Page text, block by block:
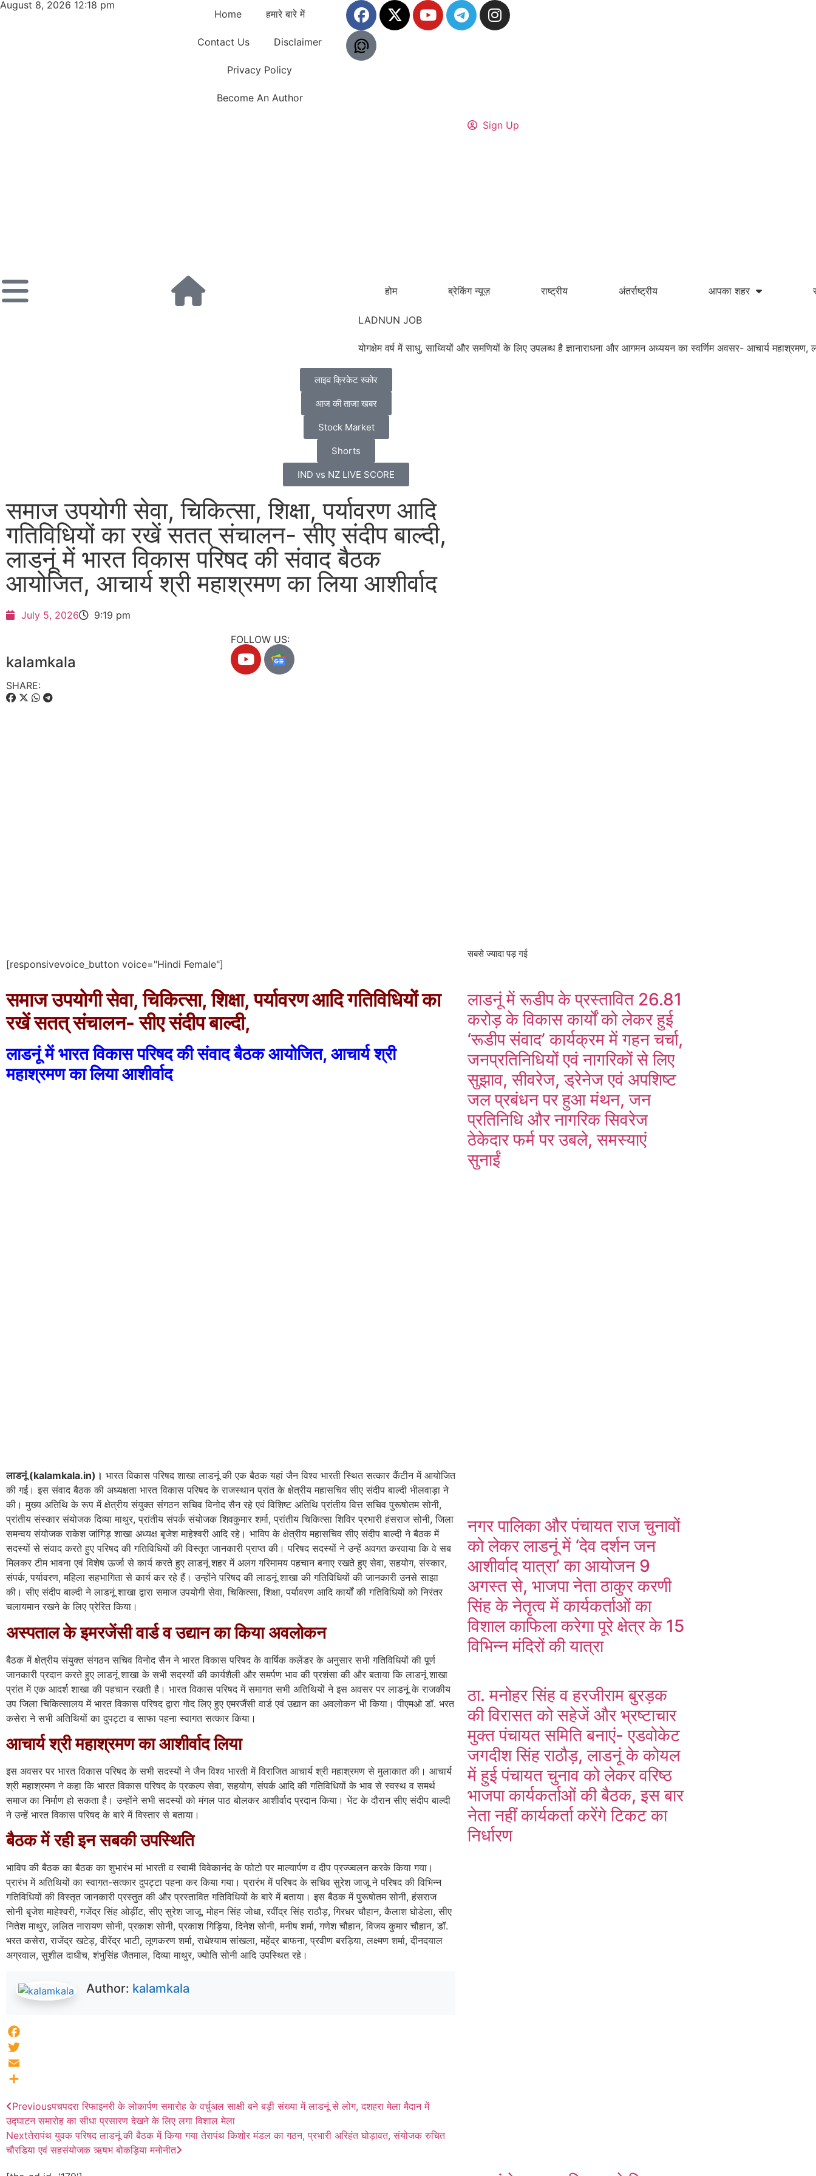
August 8, 2026 12:18 pm
Home हमारे बारे में
Contact Us Disclaimer
Privacy Policy
Become An Author
Sign Up
होम ब्रेकिंग न्यूज़ राष्ट्रीय अंतर्राष्ट्रीय आपका शहर
LADNUN JOB
योगक्षेम वर्ष में साधु, साध्वियों और समणियों के लिए उपलब्ध है ज्ञानाराधना और आगमन अध्ययन का स्वर्णिम अवसर- आचार्य
लाइव क्रिकेट स्कोर
आज की ताजा खबर
Stock Market
Shorts
IND vs NZ LIVE SCORE
समाज उपयोगी सेवा, चिकित्सा, शिक्षा, पर्यावरण आदि
गतिविधियों का रखें सतत् संचालन- सीए संदीप बाल्दी,
लाडनूं में भारत विकास परिषद की संवाद बैठक
आयोजित, आचार्य श्री महाश्रमण का लिया आशीर्वाद
July 5, 2026 9:19 pm
kalamkala
FOLLOW US:
SHARE:
[responsivevoice_button voice="Hindi Female"]
समाज उपयोगी सेवा, चिकित्सा, शिक्षा, पर्यावरण आदि गतिविधियों का
रखें सतत् संचालन- सीए संदीप बाल्दी,
लाडनूं में भारत विकास परिषद की संवाद बैठक आयोजित, आचार्य श्री
महाश्रमण का लिया आशीर्वाद
लाडनूं (kalamkala.in)। भारत विकास परिषद शाखा लाडनूं की एक बैठक यहां जैन विश्व भारती स्थित सत्कार कैंटीन में आयोजित
की गई। इस संवाद बैठक की अध्यक्षता भारत विकास परिषद के राजस्थान प्रांत के क्षेत्रीय महासचिव सीए संदीप बाल्दी भीलवाड़ा ने
की। मुख्य अतिथि के रूप में क्षेत्रीय संयुक्त संगठन सचिव विनोद सैन रहे एवं विशिष्ट अतिथि प्रांतीय वित्त सचिव पुरूषोतम सोनी,
प्रांतीय संस्कार संयोजक दिव्या माथुर, प्रांतीय संपर्क संयोजक शिवकुमार शर्मा, प्रांतीय चिकित्सा शिविर प्रभारी हंसराज सोनी, जिला
समन्वय संयोजक राकेश जांगिड़ शाखा अध्यक्ष बृजेश माहेश्वरी आदि रहे। भाविप के क्षेत्रीय महासचिव सीए संदीप बाल्दी ने बैठक में
सदस्यों से संवाद करते हुए परिषद की गतिविधियों की विस्तृत जानकारी प्राप्त की। परिषद सदस्यों ने उन्हें अवगत करवाया कि वे सब
मिलकर टीम भावना एवं विशेष ऊर्जा से कार्य करते हुए लाडनूं शहर में अलग गरिमामय पहचान बनाए रखते हुए सेवा, सहयोग, संस्कार,
संपर्क, पर्यावरण, महिला सहभागिता से कार्य कर रहे हैं। उन्होंने परिषद की लाडनूं शाखा की गतिविधियों की जानकारी उनसे साझा
की। सीए संदीप बाल्दी ने लाडनूं शाखा द्वारा समाज उपयोगी सेवा, चिकित्सा, शिक्षा, पर्यावरण आदि कार्यों की गतिविधियों को निरंतर
चलायमान रखने के लिए प्रेरित किया।
अस्पताल के इमरजेंसी वार्ड व उद्यान का किया अवलोकन
बैठक में क्षेत्रीय संयुक्त संगठन सचिव विनोद सैन ने भारत विकास परिषद के वार्षिक कलेंडर के अनुसार सभी गतिविधियों की पूर्ण
जानकारी प्रदान करते हुए लाडनूं शाखा के सभी सदस्यों की कार्यशैली और समर्पण भाव की प्रशंसा की और बताया कि लाडनूं शाखा
प्रांत में एक आदर्श शाखा की पहचान रखती है। भारत विकास परिषद में समागत सभी अतिथियों ने इस अवसर पर लाडनूं के राजकीय
उप जिला चिकित्सालय में भारत विकास परिषद द्वारा गोद लिए हुए एमरजैंसी वार्ड एवं उद्यान का अवलोकन भी किया। पीएमओ डॉ. भरत
कसेरा ने सभी अतिथियों का दुपट्टा व साफा पहना स्वागत सत्कार किया।
आचार्य श्री महाश्रमण का आशीर्वाद लिया
इस अवसर पर भारत विकास परिषद के सभी सदस्यों ने जैन विश्व भारती में विराजित आचार्य श्री महाश्रमण से मुलाकात की। आचार्य
श्री महाश्रमण ने कहा कि भारत विकास परिषद के प्रकल्प सेवा, सहयोग, संपर्क आदि की गतिविधियों के भाव से स्वस्थ व समर्थ
समाज का निर्माण हो सकता है। उन्होंने सभी सदस्यों को मंगल पाठ बोलकर आशीर्वाद प्रदान किया। भेंट के दौरान सीए संदीप बाल्दी
ने उन्हें भारत विकास परिषद के बारे में विस्तार से बताया।
बैठक में रही इन सबकी उपस्थिति
भाविप की बैठक का बैठक का शुभारंभ मां भारती व स्वामी विवेकानंद के फोटो पर माल्यार्पण व दीप प्रज्ज्वलन करके किया गया।
प्रारंभ में अतिथियों का स्वागत-सत्कार दुपट्टा पहना कर किया गया। प्रारंभ में परिषद के सचिव सुरेश जाजू ने परिषद की विभिन्न
गतिविधियों की विस्तृत जानकारी प्रस्तुत की और प्रस्तावित गतिविधियों के बारे में बताया। इस बैठक में पुरूषोतम सोनी, हंसराज
सोनी बृजेश माहेश्वरी, गजेंद्र सिंह ओड़ींट, सीए सुरेश जाजू, मोहन सिंह जोधा, रवींद्र सिंह राठौड़, गिरधर चौहान, कैलाश घोडेला, सीए
नितेश माथुर, ललित नारायण सोनी, प्रकाश सोनी, प्रकाश गिड़िया, दिनेश सोनी, मनीष शर्मा, गणेश चौहान, विजय कुमार चौहान, डॉ.
भरत कसेरा, राजेंद्र खटेड़, वीरेंद्र भाटी, लूणकरण शर्मा, राधेश्याम सांखला, महेंद्र बाफना, प्रवीण बरड़िया, लक्ष्मण शर्मा, दीनदयाल
अग्रवाल, सुशील दाधीच, शंभुसिंह जैतमाल, दिव्या माथुर, ज्योति सोनी आदि उपस्थित रहे।
Author: kalamkala
Facebook
Twitter
Email
Previousपचपदरा रिफाइनरी के लोकार्पण समारोह के वर्चुअल साक्षी बने बड़ी संख्या में लाडनूं से लोग, दशहरा मेला मैदान में
उद्घाटन समारोह का सीधा प्रसारण देखने के लिए लगा विशाल मेला
Nextतेरापंथ युवक परिषद लाडनूं की बैठक में किया गया तेरापंथ किशोर मंडल का गठन, प्रभारी अरिहंत घोड़ावत, संयोजक रुचित
चौरडिया एवं सहसंयोजक ऋषभ बोकड़िया मनोनीत
सबसे ज्यादा पड़ गई
लाडनूं में रूडीप के प्रस्तावित 26.81
करोड़ के विकास कार्यों को लेकर हुई
‘रूडीप संवाद’ कार्यक्रम में गहन चर्चा,
जनप्रतिनिधियों एवं नागरिकों से लिए
सुझाव, सीवरेज, ड्रेनेज एवं अपशिष्ट
जल प्रबंधन पर हुआ मंथन, जन
प्रतिनिधि और नागरिक सिवरेज
ठेकेदार फर्म पर उबले, समस्याएं
सुनाईं
नगर पालिका और पंचायत राज चुनावों
को लेकर लाडनूं में ‘देव दर्शन जन
आशीर्वाद यात्रा’ का आयोजन 9
अगस्त से, भाजपा नेता ठाकुर करणी
सिंह के नेतृत्व में कार्यकर्ताओं का
विशाल काफिला करेगा पूरे क्षेत्र के 15
विभिन्न मंदिरों की यात्रा
ठा. मनोहर सिंह व हरजीराम बुरड़क
की विरासत को सहेजें और भ्रष्टाचार
मुक्त पंचायत समिति बनाएं- एडवोकेट
जगदीश सिंह राठौड़, लाडनूं के कोयल
में हुई पंचायत चुनाव को लेकर वरिष्ठ
भाजपा कार्यकर्ताओं की बैठक, इस बार
नेता नहीं कार्यकर्ता करेंगे टिकट का
निर्धारण